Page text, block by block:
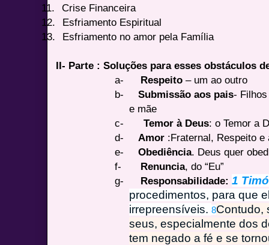
11.
Crise Financeira
12.
Esfriamento Espiritual
13.
Esfriamento no amor pela Família
II- Parte : Soluções para esses obstáculos
a-
Respeito– um ao outro
b-
Submissão aos pais-
e mãe
c-
Temor à Deus: o Temor a
d-
Amor :Fraternal, Respeito
e-
Obediência. Deus quer
f-
Renuncia, do “Eu”
g-
Responsabilidade: 1
procedimentos, para que
irrepreensíveis. 8Contudo,
seus, especialmente dos
tem negado a fé e se